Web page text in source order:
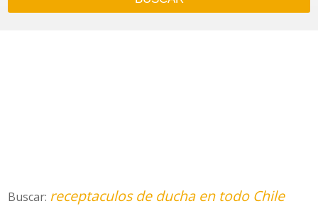
Buscar: receptaculos de ducha en todo Chile